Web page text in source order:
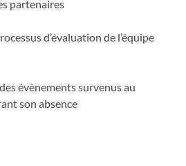
partenaires
d’évaluation de l’équipe
évènements survenus au
son absence